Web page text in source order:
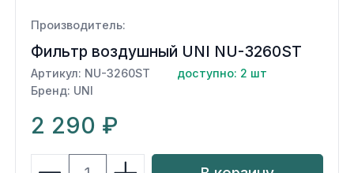
Производитель:
Фильтр воздушный UNI NU-3260ST
Артикул: NU-3260ST
доступно: 2 шт
Бренд: UNI
2 290 ₽